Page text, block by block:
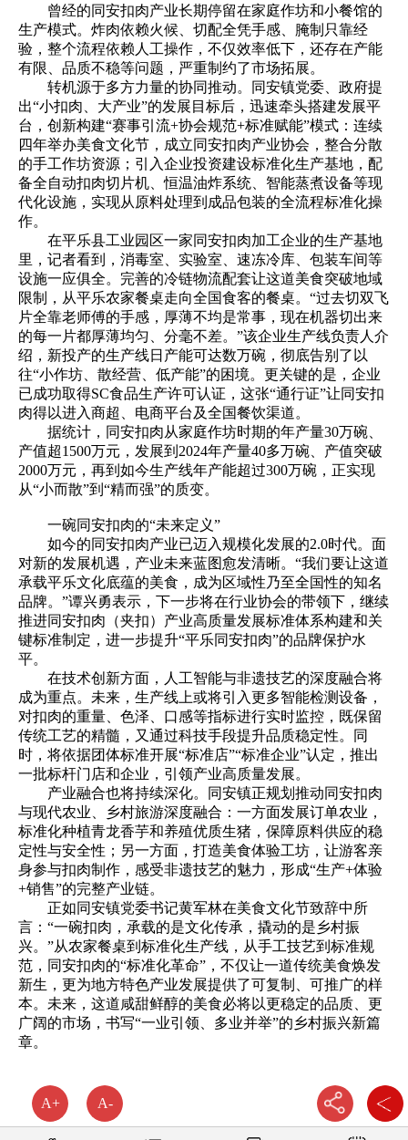
A+ A-
曾经的同安扣肉产业长期停留在家庭作坊和小餐馆的
生产模式。炸肉依赖火候、切配全凭手感、腌制只靠经
验，整个流程依赖人工操作，不仅效率低下，还存在产能
有限、品质不稳等问题，严重制约了市场拓展。
转机源于多方力量的协同推动。同安镇党委、政府提
出“小扣肉、大产业”的发展目标后，迅速牵头搭建发展平
台，创新构建“赛事引流+协会规范+标准赋能”模式：连续
四年举办美食文化节，成立同安扣肉产业协会，整合分散
的手工作坊资源；引入企业投资建设标准化生产基地，配
备全自动扣肉切片机、恒温油炸系统、智能蒸煮设备等现
代化设施，实现从原料处理到成品包装的全流程标准化操
作。
在平乐县工业园区一家同安扣肉加工企业的生产基地
里，记者看到，消毒室、实验室、速冻冷库、包装车间等
设施一应俱全。完善的冷链物流配套让这道美食突破地域
限制，从平乐农家餐桌走向全国食客的餐桌。“过去切双飞
片全靠老师傅的手感，厚薄不均是常事，现在机器切出来
的每一片都厚薄均匀、分毫不差。”该企业生产线负责人介
绍，新投产的生产线日产能可达数万碗，彻底告别了以
往“小作坊、散经营、低产能”的困境。更关键的是，企业
已成功取得SC食品生产许可认证，这张“通行证”让同安扣
肉得以进入商超、电商平台及全国餐饮渠道。
据统计，同安扣肉从家庭作坊时期的年产量30万碗、
产值超1500万元，发展到2024年产量40多万碗、产值突破
2000万元，再到如今生产线年产能超过300万碗，正实现
从“小而散”到“精而强”的质变。
一碗同安扣肉的“未来定义”
如今的同安扣肉产业已迈入规模化发展的2.0时代。面
对新的发展机遇，产业未来蓝图愈发清晰。“我们要让这道
承载平乐文化底蕴的美食，成为区域性乃至全国性的知名
品牌。”谭兴勇表示，下一步将在行业协会的带领下，继续
推进同安扣肉（夹扣）产业高质量发展标准体系构建和关
键标准制定，进一步提升“平乐同安扣肉”的品牌保护水
平。
在技术创新方面，人工智能与非遗技艺的深度融合将
成为重点。未来，生产线上或将引入更多智能检测设备，
对扣肉的重量、色泽、口感等指标进行实时监控，既保留
传统工艺的精髓，又通过科技手段提升品质稳定性。同
时，将依据团体标准开展“标准店”“标准企业”认定，推出
一批标杆门店和企业，引领产业高质量发展。
产业融合也将持续深化。同安镇正规划推动同安扣肉
与现代农业、乡村旅游深度融合：一方面发展订单农业，
标准化种植青龙香芋和养殖优质生猪，保障原料供应的稳
定性与安全性；另一方面，打造美食体验工坊，让游客亲
身参与扣肉制作，感受非遗技艺的魅力，形成“生产+体验
+销售”的完整产业链。
正如同安镇党委书记黄军林在美食文化节致辞中所
言：“一碗扣肉，承载的是文化传承，撬动的是乡村振
兴。”从农家餐桌到标准化生产线，从手工技艺到标准规
范，同安扣肉的“标准化革命”，不仅让一道传统美食焕发
新生，更为地方特色产业发展提供了可复制、可推广的样
本。未来，这道咸甜鲜醇的美食必将以更稳定的品质、更
广阔的市场，书写“一业引领、多业并举”的乡村振兴新篇
章。